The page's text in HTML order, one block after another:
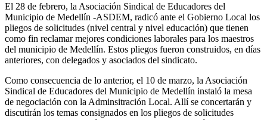
El 28 de febrero, la Asociación Sindical de Educadores del
Municipio de Medellín -ASDEM, radicó ante el Gobierno Local los
pliegos de solicitudes (nivel central y nivel educación) que tienen
como fin reclamar mejores condiciones laborales para los maestros
del municipio de Medellín. Estos pliegos fueron construidos, en días
anteriores, con delegados y asociados del sindicato.
Como consecuencia de lo anterior, el 10 de marzo, la Asociación
Sindical de Educadores del Municipio de Medellín instaló la mesa
de negociación con la Adminsitración Local. Allí se concertarán y
discutirán los temas consignados en los pliegos de solicitudes